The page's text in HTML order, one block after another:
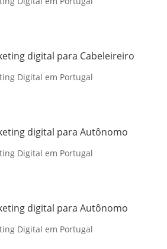
digital para Cabeleireiro
Digital em Portugal
digital para Autônomo
Digital em Portugal
digital para Autônomo
Digital em Portugal